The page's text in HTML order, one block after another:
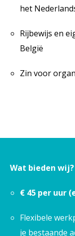
het
Rijbewijs en
België
Zin voor
Wat bieden wij?
€ 45 per uur
Flexibele
je bestaande